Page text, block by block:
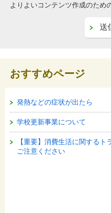
よりよいコンテンツ作成のため
おすすめページ
発熱などの症状が出たら
学校更新事業について
【重要】消費生活に関するト
ご注意ください